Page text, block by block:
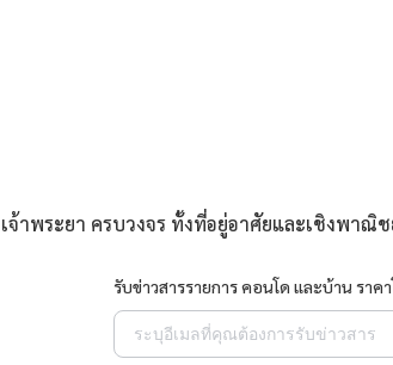
าพระยา ครบวงจร ทั้งที่อยู่อาศัยและเชิงพาณิ
รับข่าวสารรายการ คอนโด และบ้าน ราคา